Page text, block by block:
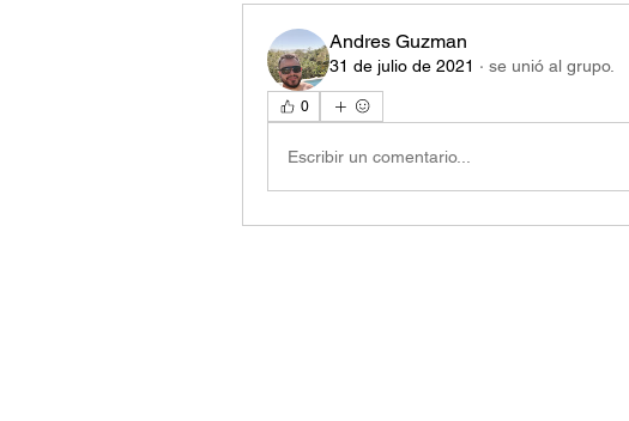
Andres Guzman
31 de julio de 2021 · se unió al grupo.
0
Escribir un comentario...